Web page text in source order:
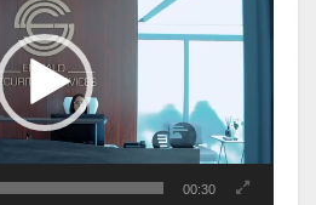
00:30